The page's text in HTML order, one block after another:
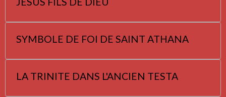
SYMBOLE DE FOI DE SAINT ATHANA
LA TRINITE DANS L'ANCIEN TESTA